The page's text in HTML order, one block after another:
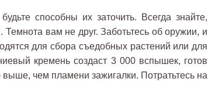
способны их заточить. Всегда знайте,
вам не друг. Заботьтесь об оружии, и
для сбора съедобных растений или для
кремень создаст 3 000 вспышек, готов
чем пламени зажигалки. Потратьтесь на